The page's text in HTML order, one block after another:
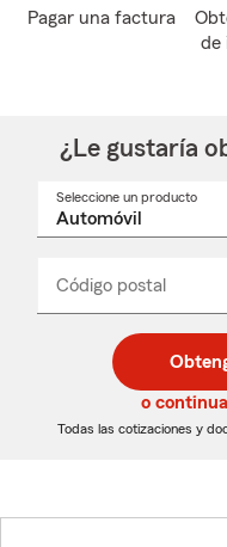
Pagar una factura
de
¿Le gustaría
Seleccione un producto
Código postal
de
5
dígitos
de
5
dígitos
_____
o
Todas las cotizaciones y